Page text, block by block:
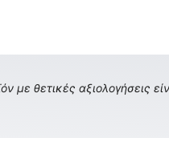
θετικές αξιολογήσεις